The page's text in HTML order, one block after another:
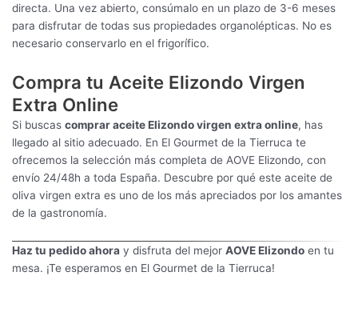
directa. Una vez abierto, consúmalo en un plazo de 3-6 meses
para disfrutar de todas sus propiedades organolépticas. No es
necesario conservarlo en el frigorífico.
Compra tu Aceite Elizondo Virgen
Extra Online
Si buscas comprar aceite Elizondo virgen extra online, has
llegado al sitio adecuado. En El Gourmet de la Tierruca te
ofrecemos la selección más completa de AOVE Elizondo, con
envío 24/48h a toda España. Descubre por qué este aceite de
oliva virgen extra es uno de los más apreciados por los amantes
de la gastronomía.
Haz tu pedido ahora y disfruta del mejor AOVE Elizondo en tu
mesa. ¡Te esperamos en El Gourmet de la Tierruca!